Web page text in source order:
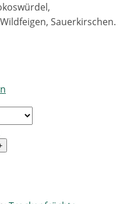
Sauerkirschen.